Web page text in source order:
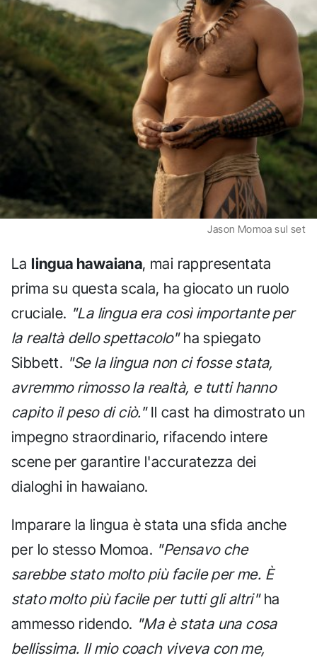
Jason Momoa sul set
La lingua hawaiana, mai rappresentata
prima su questa scala, ha giocato un ruolo
cruciale. "La lingua era così importante per
la realtà dello spettacolo"ha spiegato
Sibbett. "Se la lingua non ci fosse stata,
avremmo rimosso la realtà, e tutti hanno
capito il peso di ciò."Il cast ha dimostrato un
impegno straordinario, rifacendo intere
scene per garantire l'accuratezza dei
dialoghi in hawaiano.
Imparare la lingua è stata una sfida anche
per lo stesso Momoa. "Pensavo che
sarebbe stato molto più facile per me. È
stato molto più facile per tutti gli altri"ha
ammesso ridendo. "Ma è stata una cosa
bellissima. Il mio coach viveva con me,